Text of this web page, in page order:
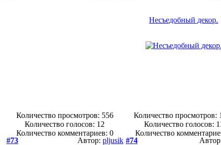
Количество просмотров: 556
Количество голосов: 12
Количество комментариев: 0
Несъедобный декор.
Количество просмотров:
Количество голосов:
Количество
#73
Автор: pljusik #74